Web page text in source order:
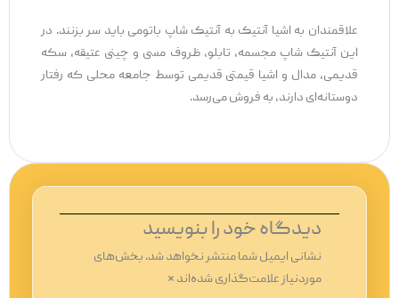
علاقمندان به اشیا آنتیک به آنتیک شاپ باتومی باید سر بزنند. در
این آنتیک شاپ مجسمه، تابلو، ظروف مسی و چینی عتیقه، سکه
قدیمی، مدال و اشیا قیمتی قدیمی توسط جامعه محلی که رفتار
دوستانه‌ای دارند، به فروش می‌رسد.
دیدگاه‌ خود را بنویسید
نشانی ایمیل شما منتشر نخواهد شد.بخش‌های
موردنیاز علامت‌گذاری شده‌اند*